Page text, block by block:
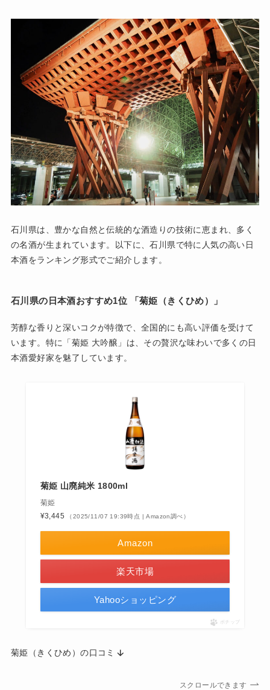
石川県は、豊かな自然と伝統的な酒造りの技術に恵まれ、多く
の名酒が生まれています。以下に、石川県で特に人気の高い日
本酒をランキング形式でご紹介します。
石川県の日本酒おすすめ1位 「菊姫（きくひめ）」
芳醇な香りと深いコクが特徴で、全国的にも高い評価を受けて
います。特に「菊姫 大吟醸」は、その贅沢な味わいで多くの日
本酒愛好家を魅了しています。
菊姫 山廃純米 1800ml
菊姫
¥3,445
（2025/11/07 19:39時点 | Amazon調べ）
Amazon
楽天市場
Yahooショッピング
ポチップ
菊姫（きくひめ）の口コミ
スクロールできます